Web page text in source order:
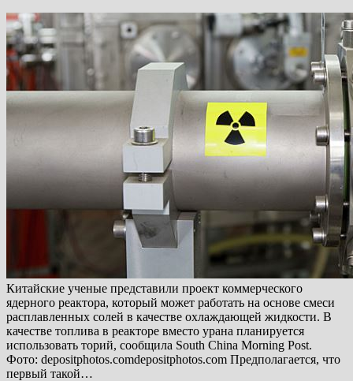
Китайские ученые представили проект коммерческого
ядерного реактора, который может работать на основе смеси
расплавленных солей в качестве охлаждающей жидкости. В
качестве топлива в реакторе вместо урана планируется
использовать торий, сообщила South China Morning Post.
Фото: depositphotos.comdepositphotos.com Предполагается, что
первый такой…